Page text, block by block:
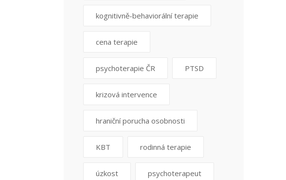
kognitivně-behaviorální terapie
cena terapie
psychoterapie ČR PTSD
krizová intervence
hraniční porucha osobnosti
KBT rodinná terapie
úzkost psychoterapeut